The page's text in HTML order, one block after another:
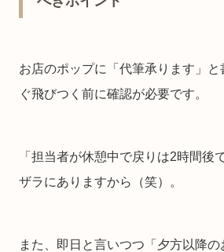
お店のポップに「代筆承ります」
ぐ飛びつく前に確認が必要です。
「担当者が休憩中で戻りは2時間後
ザラにありますから（笑）。
また、即日と言いつつ「夕方以降の